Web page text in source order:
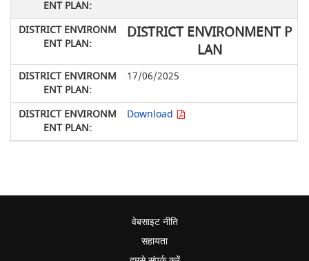
DISTRICT ENVIRONMENT P
LAN
17/06/2025
Download
वेबसाइट नीति
सहायता